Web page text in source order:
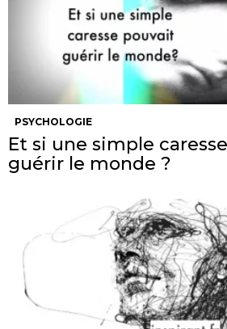
PSYCHOLOGIE
Et si une simple
guérir le monde ?